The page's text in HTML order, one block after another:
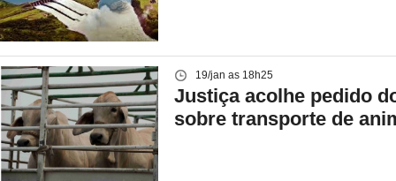
19/jan as 18h25
Justiça acolhe pedido
sobre transporte de